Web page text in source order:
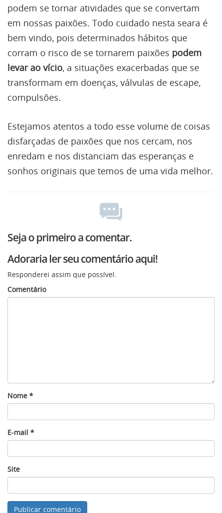
podem se tornar atividades que se convertam
em nossas paixões. Todo cuidado nesta seara é
bem vindo, pois determinados hábitos que
corram o risco de se tornarem paixões podem
levar ao vício, a situações exacerbadas que se
transformam em doenças, válvulas de escape,
compulsões.
Estejamos atentos a todo esse volume de coisas
disfarçadas de paixões que nos cercam, nos
enredam e nos distanciam das esperanças e
sonhos originais que temos de uma vida melhor.
Seja o primeiro a comentar.
Adoraria ler seu comentário aqui!
Responderei assim que possível.
Comentário
Nome *
E-mail *
Site